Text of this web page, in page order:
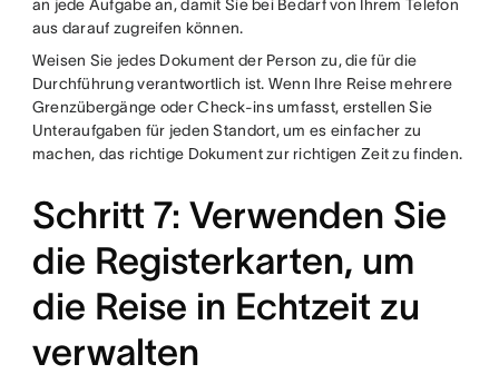
an jede Aufgabe an, damit Sie bei Bedarf von Ihrem Telefon
aus darauf zugreifen können.
Weisen Sie jedes Dokument der Person zu, die für die
Durchführung verantwortlich ist. Wenn Ihre Reise mehrere
Grenzübergänge oder Check-ins umfasst, erstellen Sie
Unteraufgaben für jeden Standort, um es einfacher zu
machen, das richtige Dokument zur richtigen Zeit zu finden.
Schritt 7: Verwenden Sie
die Registerkarten, um
die Reise in Echtzeit zu
verwalten